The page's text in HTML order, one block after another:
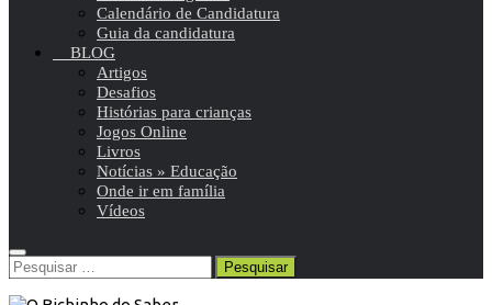
Calendário de Candidatura
Guia da candidatura
BLOG
Artigos
Desafios
Histórias para crianças
Jogos Online
Livros
Notícias » Educação
Onde ir em família
Vídeos
Pesquisar
por: